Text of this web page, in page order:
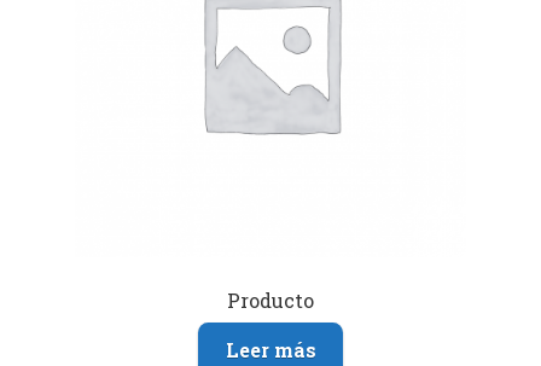
Producto
Leer más